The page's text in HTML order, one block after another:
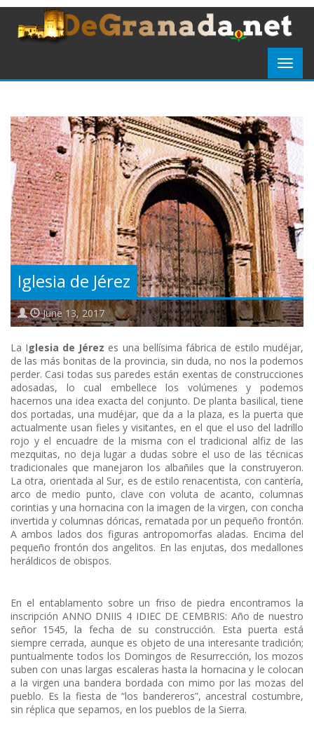
Iglesia de Jérez
June 13, 2017
La Iglesia de Jérez es una bellísima fábrica de estilo mudéjar,
de las más bonitas de la provincia, sin duda, no nos la podemos
perder. Casi todas sus paredes están exentas de construcciones
adosadas, lo cual embellece los volúmenes y podemos
hacernos una idea exacta del conjunto. De planta basilical, tiene
dos portadas, una mudéjar, que da a la plaza, es la puerta que
actualmente usan fieles y visitantes, en el que el uso del ladrillo
rojo y el encuadre de la misma con el tradicional alfiz de las
mezquitas, no deja lugar a dudas sobre el uso de las técnicas
tradicionales que manejaron los albañiles que la construyeron.
La otra, orientada al Sur, es de estilo renacentista, con cantería,
arco de medio punto, clave con voluta de acanto, columnas
corintias y una hornacina con la imagen de la virgen, con concha
invertida y columnas dóricas, rematada por un pequeño frontón.
A ambos lados dos figuras antropomorfas aladas. Encima del
pequeño frontón dos angelitos. En las enjutas, dos medallones
heráldicos de obispos.
En el entablamento sobre un friso de piedra encontramos la
inscripción ANNO DNIIS 4 IDIEC DE CEMBRIS: Año de nuestro
señor 1545, la fecha de su construcción. Esta puerta está
siempre cerrada, aunque es objeto de una interesante tradición;
puntualmente todos los Domingos de Resurrección, los mozos
suben con unas largas escaleras hasta la hornacina y le colocan
a la virgen una bandera bordada con mimo por las mozas del
pueblo. Es la fiesta de “los bandereros”, ancestral costumbre,
sin réplica que sepamos, en los pueblos de la Sierra.